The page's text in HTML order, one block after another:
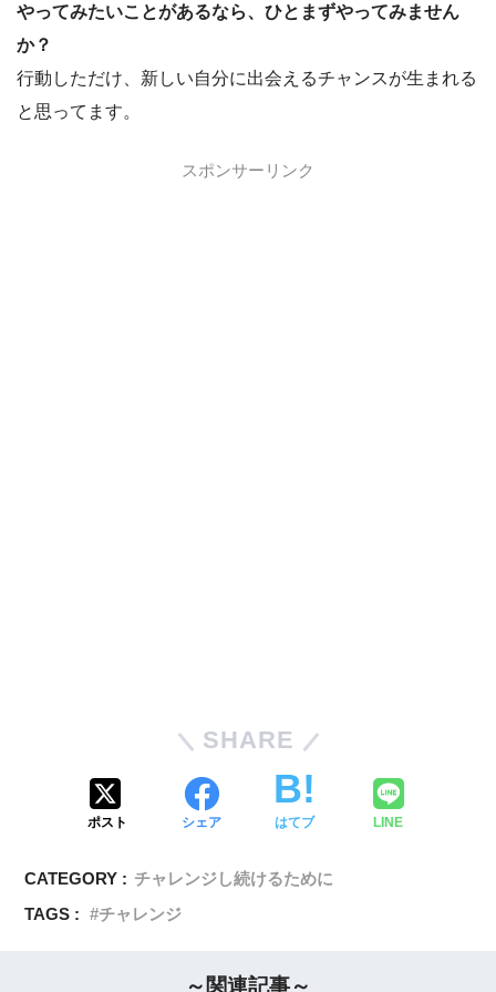
やってみたいことがあるなら、ひとまずやってみません
か？
行動しただけ、新しい自分に出会えるチャンスが生まれる
と思ってます。
スポンサーリンク
SHARE
ポスト シェア はてブ LINE
CATEGORY : チャレンジし続けるために
TAGS :
チャレンジ
～関連記事～